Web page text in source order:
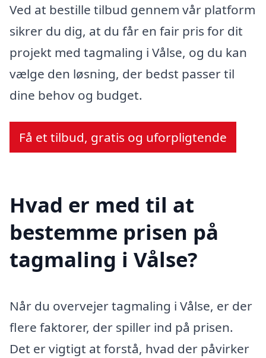
Ved at bestille tilbud gennem vår platform
sikrer du dig, at du får en fair pris for dit
projekt med tagmaling i Vålse, og du kan
vælge den løsning, der bedst passer til
dine behov og budget.
Få et tilbud, gratis og uforpligtende
Hvad er med til at
bestemme prisen på
tagmaling i Vålse?
Når du overvejer tagmaling i Vålse, er der
flere faktorer, der spiller ind på prisen.
Det er vigtigt at forstå, hvad der påvirker